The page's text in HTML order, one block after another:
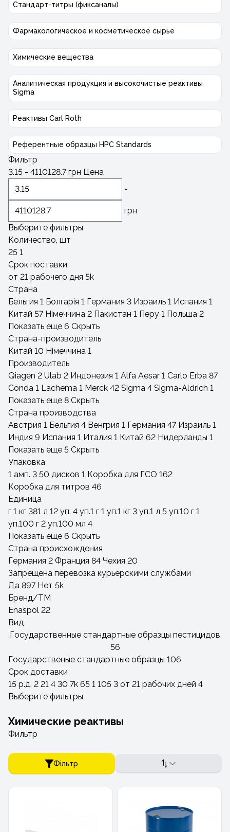
Стандарт-титры (фиксаналы)
Фармакологическое и косметическое сырье
Химические вещества
Аналитическая продукция и высокочистые реактивы
Sigma
Реактивы Carl Roth
Референтные образцы HPC Standards
Фильтр
3.15 - 4110128.7грн Цена
-
грн
Выберите фильтры
Количество, шт
25 1
Срок поставки
от 21 рабочего дня 5k
Страна
Бельгия 1 Болгарія 1 Германия 3 Израиль 1 Испания 1
Китай 57 Німеччина 2 Пакистан 1 Перу 1 Польша 2
Показать еще 6 Скрыть
Страна-производитель
Китай 10 Німеччина 1
Производитель
Qiagen 2 Ulab 2 Индонезия 1 Alfa Aesar 1 Carlo Erba 87
Conda 1 Lachema 1 Merck 42 Sigma 4 Sigma-Aldrich 1
Показать еще 8 Скрыть
Страна производства
Австрия 1 Бельгия 4 Венгрия 1 Германия 47 Израиль 1
Индия 9 Испания 1 Италия 1 Китай 62 Нидерланды 1
Показать еще 5 Скрыть
Упаковка
1 амп. 3 50 дисков 1 Коробка для ГСО 162
Коробка для титров 46
Единица
г 1 кг 381 л 12 уп. 4 уп.1 г 1 уп.1 кг 3 уп.1 л 5 уп.10 г 1
уп.100 г 2 уп.100 мл 4
Показать еще 6 Скрыть
Страна происхождения
Германия 2 Франция 84 Чехия 20
Запрещена перевозка курьерскими службами
Да 897 Нет 5k
Бренд/ТМ
Enaspol 22
Вид
Государственные стандартные образцы пестицидов
56
Государственые стандартные образцы 106
Срок доставки
15 р.д. 2 21 4 30 7k 65 1 105 3 от 21 рабочих дней 4
Выберите фильтры
Химические реактивы
Фильтр
Фільтр